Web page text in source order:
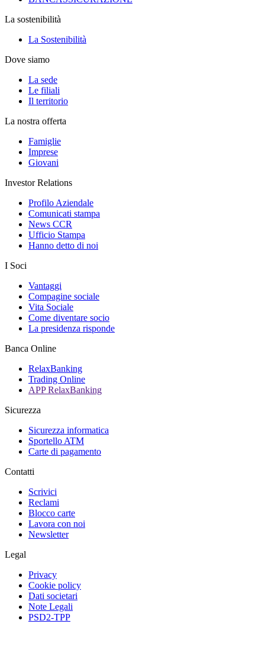
La sostenibilità
La Sostenibilità
Dove siamo
La sede
Le filiali
Il territorio
La nostra offerta
Famiglie
Imprese
Giovani
Investor Relations
Profilo Aziendale
Comunicati stampa
News CCR
Ufficio Stampa
Hanno detto di noi
I Soci
Vantaggi
Compagine sociale
Vita Sociale
Come diventare socio
La presidenza risponde
Banca Online
RelaxBanking
Trading Online
APP RelaxBanking
Sicurezza
Sicurezza informatica
Sportello ATM
Carte di pagamento
Contatti
Scrivici
Reclami
Blocco carte
Lavora con noi
Newsletter
Legal
Privacy
Cookie policy
Dati societari
Note Legali
PSD2-TPP